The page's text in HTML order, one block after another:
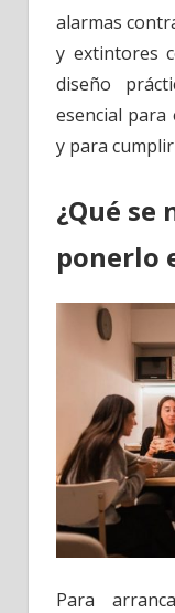
alarmas
y extintores
diseño
esencial
y para
¿Qué se
ponerlo
Para